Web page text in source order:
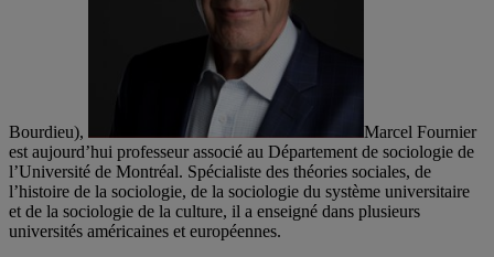
Bourdieu),
Marcel Fournier
est aujourd’hui professeur associé au Département de sociologie de
l’Université de Montréal. Spécialiste des théories sociales, de
l’histoire de la sociologie, de la sociologie du système universitaire
et de la sociologie de la culture, il a enseigné dans plusieurs
universités américaines et européennes.